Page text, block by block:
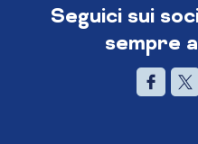
Seguici sui
sempre